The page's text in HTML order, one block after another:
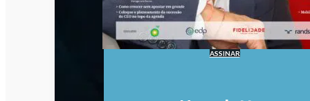
ASSINAR